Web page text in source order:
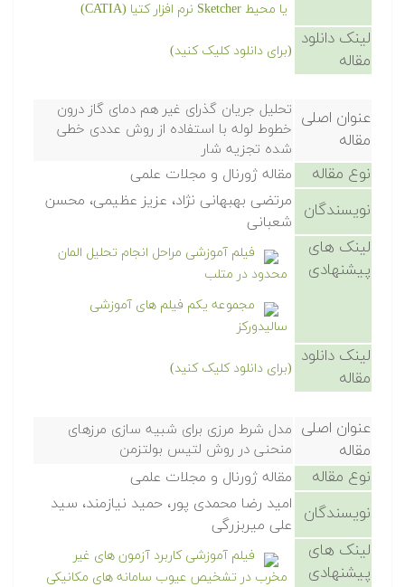
یا محیط Sketcher نرم افزار کتیا (CATIA)
لینک دانلود
مقاله
(برای دانلود کلیک کنید)
عنوان اصلی
مقاله
تحلیل جریان گذرای غیر هم دمای گاز درون
خطوط لوله با استفاده از روش عددی خطی
شده تجزیه شار
نوع مقاله مقاله ژورنال و مجلات علمی
نویسندگان
مرتضی بهبهانی نژاد، عزیز عظیمی، محسن
شعبانی
لینک های
پیشنهادی
فیلم آموزشی مراحل انجام تحلیل المان
محدود در متلب
مجموعه یکم فیلم های آموزشی
سالیدورکز
لینک دانلود
مقاله
(برای دانلود کلیک کنید)
عنوان اصلی
مقاله
مدل شرط مرزی برای شبیه سازی مرزهای
منحنی در روش لتیس بولتزمن
نوع مقاله مقاله ژورنال و مجلات علمی
نویسندگان
امید رضا محمدی پور، حمید نیازمند، سید
علی میربزرگی
لینک های
پیشنهادی
فیلم آموزشی کاربرد آزمون های غیر
مخرب در تشخیص عیوب سامانه های مکانیکی